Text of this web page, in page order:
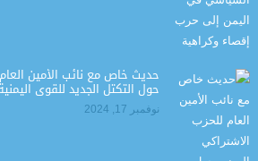
حديث خاص مع نائب الأمين
حول التكتل الجديد للقوى
نوفمبر 17, 2024